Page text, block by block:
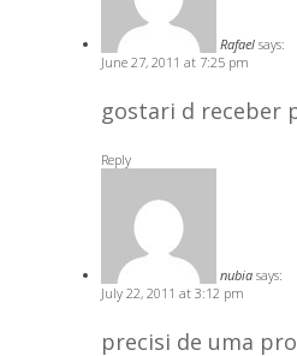
Rafael says:
June 27, 2011 at 7:25 pm
gostari d receber
Reply
nubia says:
July 22, 2011 at 3:12 pm
precisi de uma